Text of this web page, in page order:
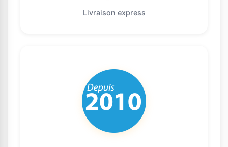
Livraison express